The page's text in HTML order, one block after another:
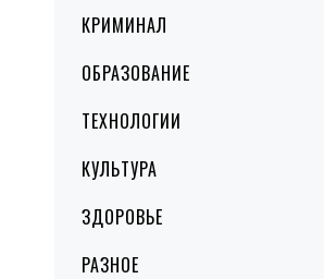
КРИМИНАЛ
ОБРАЗОВАНИЕ
ТЕХНОЛОГИИ
КУЛЬТУРА
ЗДОРОВЬЕ
РАЗНОЕ